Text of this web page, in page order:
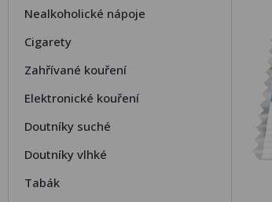
Nealkoholické nápoje
Cigarety
Zahřívané kouření
Elektronické kouření
Doutníky suché
Doutníky vlhké
Tabák